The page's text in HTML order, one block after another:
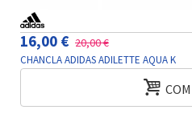
16,00 € 20,00 €
CHANCLA ADIDAS ADILETTE AQUA K